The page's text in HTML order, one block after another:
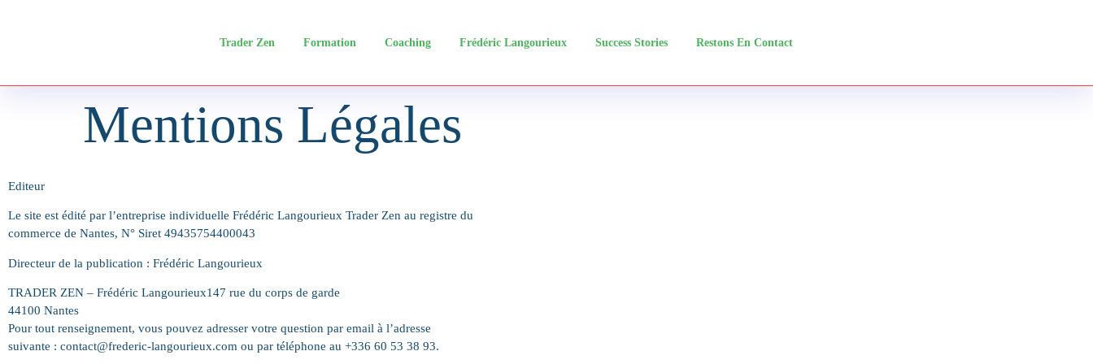
Trader Zen Formation Coaching Frédéric Langourieux Success Stories Restons En Contact
Mentions Légales
Editeur
Le site est édité par l’entreprise individuelle Frédéric Langourieux Trader Zen au registre du
commerce de Nantes, N° Siret 49435754400043
Directeur de la publication : Frédéric Langourieux
TRADER ZEN – Frédéric Langourieux147 rue du corps de garde
44100 Nantes
Pour tout renseignement, vous pouvez adresser votre question par email à l’adresse
suivante : contact@frederic-langourieux.com ou par téléphone au +336 60 53 38 93.